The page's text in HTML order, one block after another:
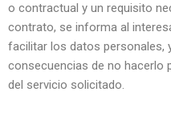
o contractual y un requisito
contrato, se informa al
facilitar los datos personales,
consecuencias de no hacerlo
del servicio solicitado.